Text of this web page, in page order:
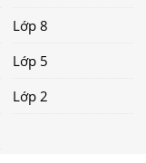
Lớp 8
Lớp 5
Lớp 2